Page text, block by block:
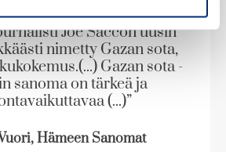
joka tuutista, on palkitun
Joe Saccon uusin
nimetty Gazan sota,
Gazan sota -
sanoma on tärkeä ja
(...)”
Hämeen Sanomat